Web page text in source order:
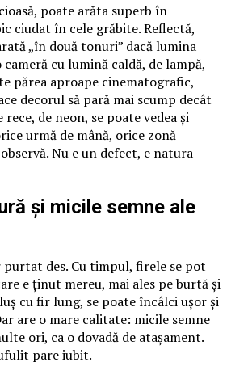
poate arăta superb în
ciudat în cele grăbite. Reflectă,
„în două tonuri” dacă lumina
cu lumină caldă, de lampă,
părea aproape cinematografic,
decorul să pară mai scump decât
de neon, se poate vedea și
urmă de mână, orice zonă
Nu e un defect, e natura
și micile semne ale
purtat des. Cu timpul, firele se pot
e ținut mereu, mai ales pe burtă și
cu fir lung, se poate încâlci ușor și
are o mare calitate: micile semne
ori, ca o dovadă de atașament.
pare iubit.